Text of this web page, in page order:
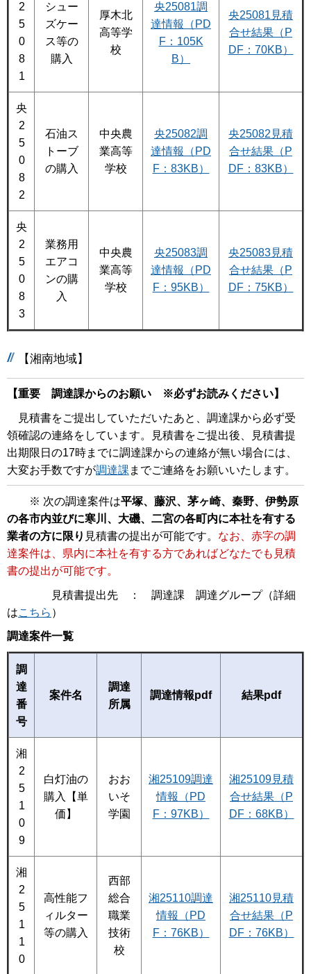
2
5
0
8
1
シュー
ズケー
ス等の
購入
厚木北
高等学
校
央25081調
達情報（PD
F：105K
B）
央25081見積
合せ結果（P
DF：70KB）
央
2
5
0
8
2
石油ス
トーブ
の購入
中央農
業高等
学校
央25082調
達情報（PD
F：83KB）
央25082見積
合せ結果（P
DF：83KB）
央
2
5
0
8
3
業務用
エアコ
ンの購
入
中央農
業高等
学校
央25083調
達情報（PD
F：95KB）
央25083見積
合せ結果（P
DF：75KB）
【湘南地域】
【重要 調達課からのお願い ※必ずお読みください】
見積書をご提出していただいたあと、調達課から必ず受
領確認の連絡をしています。見積書をご提出後、見積書提
出期限日の17時までに調達課からの連絡が無い場合には、
大変お手数ですが調達課 までご連絡をお願いいたします。
※ 次の調達案件は平塚、藤沢、茅ヶ崎、秦野、伊勢原
の各市内並びに寒川、大磯、二宮の各町内に本社を有する
業者の方に限り 見積書の提出が可能です。 なお、赤字の調
達案件は、県内に本社を有する方であればどなたでも見積
書の提出が可能です。
見積書提出先 ： 調達課 調達グループ（詳細
はこちら ）
調達案件一覧
調
達
番
号
案件名
調達
所属
調達情報pdf 結果pdf
湘
2
5
1
0
9
白灯油の
購入【単
価】
おお
いそ
学園
湘25109調達
情報（PD
F：97KB）
湘25109見積
合せ結果（P
DF：68KB）
湘
2
5
1
1
0
高性能フ
ィルター
等の購入
西部
総合
職業
技術
校
湘25110調達
情報（PD
F：76KB）
湘25110見積
合せ結果（P
DF：76KB）